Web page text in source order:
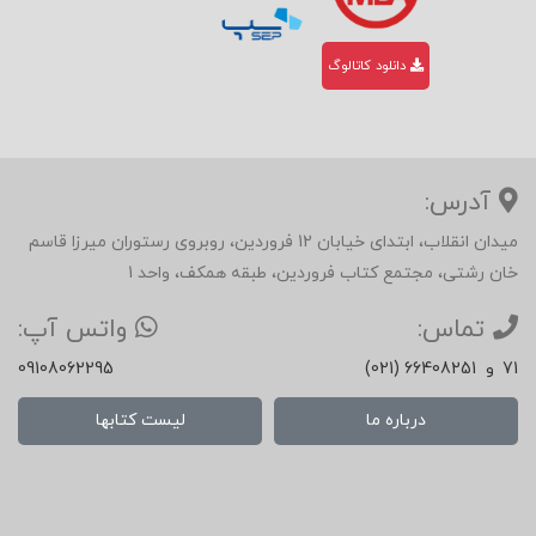
شناسایی عقدههای شما در قالب مثبت و …
دانلود کاتالوگ
آدرس:
میدان انقلاب، ابتدای خیابان 12 فروردین، روبروی رستوران میرزا قاسم
خان رشتی، مجتمع کتاب فروردین، طبقه همکف، واحد 1
تماس:
(021) 66408251 و 71
واتس آپ:
09108062295
درباره ما لیست کتابها